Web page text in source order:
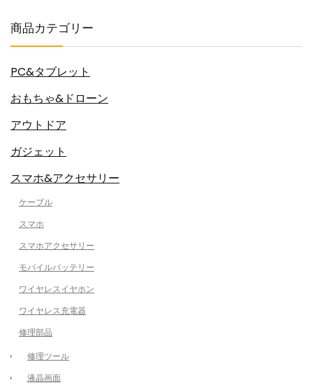
商品カテゴリー
PC&タブレット
おもちゃ&ドローン
アウトドア
ガジェット
スマホ&アクセサリー
ケーブル
スマホ
スマホアクセサリー
モバイルバッテリー
ワイヤレスイヤホン
ワイヤレス充電器
修理部品
修理ツール
液晶画面